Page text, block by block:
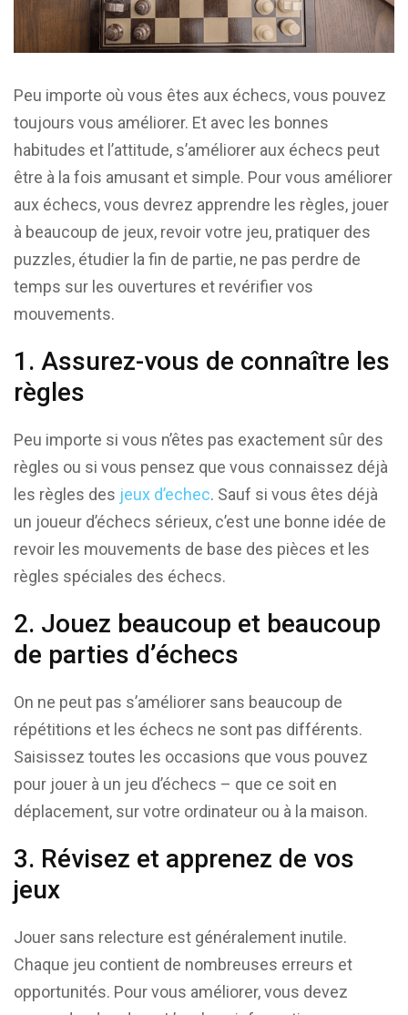
Peu importe où vous êtes aux échecs, vous pouvez
toujours vous améliorer. Et avec les bonnes
habitudes et l’attitude, s’améliorer aux échecs peut
être à la fois amusant et simple. Pour vous améliorer
aux échecs, vous devrez apprendre les règles, jouer
à beaucoup de jeux, revoir votre jeu, pratiquer des
puzzles, étudier la fin de partie, ne pas perdre de
temps sur les ouvertures et revérifier vos
mouvements.
1. Assurez-vous de connaître les
règles
Peu importe si vous n’êtes pas exactement sûr des
règles ou si vous pensez que vous connaissez déjà
les règles des jeux d’echec. Sauf si vous êtes déjà
un joueur d’échecs sérieux, c’est une bonne idée de
revoir les mouvements de base des pièces et les
règles spéciales des échecs.
2. Jouez beaucoup et beaucoup
de parties d’échecs
On ne peut pas s’améliorer sans beaucoup de
répétitions et les échecs ne sont pas différents.
Saisissez toutes les occasions que vous pouvez
pour jouer à un jeu d’échecs – que ce soit en
déplacement, sur votre ordinateur ou à la maison.
3. Révisez et apprenez de vos
jeux
Jouer sans relecture est généralement inutile.
Chaque jeu contient de nombreuses erreurs et
opportunités. Pour vous améliorer, vous devez